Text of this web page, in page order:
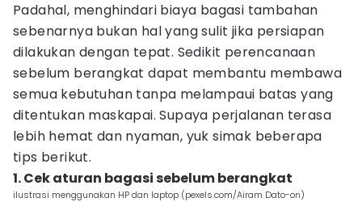
Padahal, menghindari biaya bagasi tambahan
sebenarnya bukan hal yang sulit jika persiapan
dilakukan dengan tepat. Sedikit perencanaan
sebelum berangkat dapat membantu membawa
semua kebutuhan tanpa melampaui batas yang
ditentukan maskapai. Supaya perjalanan terasa
lebih hemat dan nyaman, yuk simak beberapa
tips berikut.
1. Cek aturan bagasi sebelum berangkat
ilustrasi menggunakan HP dan laptop (pexels.com/Airam Dato-on)